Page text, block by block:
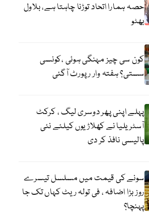
حصہ ہمارا اتحاد توڑنا چاہتا ہے، بلاول
بھٹو
کون سی چیز مہنگی ہوئی ،کونسی
سستی؟ ہفتہ وار رپورٹ آگئی
پہلے اپنی پھر دوسری لیگ ، کرکٹ
آسٹریلیا نے کھلاڑیوں کیلئے نئی
پالیسی نافذ کر دی
سونے کی قیمت میں مسلسل تیسرے
روز بڑا اضافہ ، فی تولہ ریٹ کہاں تک جا
پہنچا؟